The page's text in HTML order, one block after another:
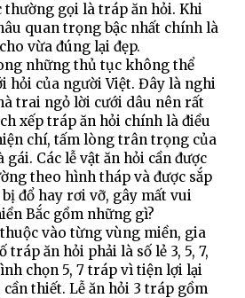
thường gọi là tráp ăn hỏi. Khi
quan trọng bậc nhất chính là
vừa đúng lại đẹp.
những thủ tục không thể
hỏi của người Việt. Đây là nghi
trai ngỏ lời cưới dâu nên rất
xếp tráp ăn hỏi chính là điều
chí, tấm lòng trân trọng của
Các lễ vật ăn hỏi cần được
theo hình tháp và được sắp
đổ hay rơi vỡ, gây mất vui
Bắc gồm những gì?
vào từng vùng miền, gia
tráp ăn hỏi phải là số lẻ 3, 5, 7,
chọn 5, 7 tráp vì tiện lợi lại
cần thiết. Lễ ăn hỏi 3 tráp gồm